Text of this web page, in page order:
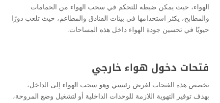
الهواء، حيث يمكن ضبطه للتحكم في سحب الهواء من الحمامات
والمطابخ، يكثر استخدامها في بيئات الفنادق والمطاعم، حيث تلعب دورًا
حيويًا في تحسين جودة الهواء داخل هذه المساحات.
فتحات دخول هواء خارجي
تخصص هذه الفتحات لغرض رئيسي وهو سحب الهواء إلى الداخل،
بهدف توفير التهوية اللازمة للوحدات الداخلية أو لتشغيل وضع المروحة،